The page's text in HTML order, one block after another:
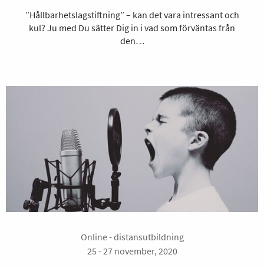
”Hållbarhetslagstiftning” – kan det vara intressant och
kul? Ju med Du sätter Dig in i vad som förväntas från
den…
Online - distansutbildning
25 - 27 november, 2020